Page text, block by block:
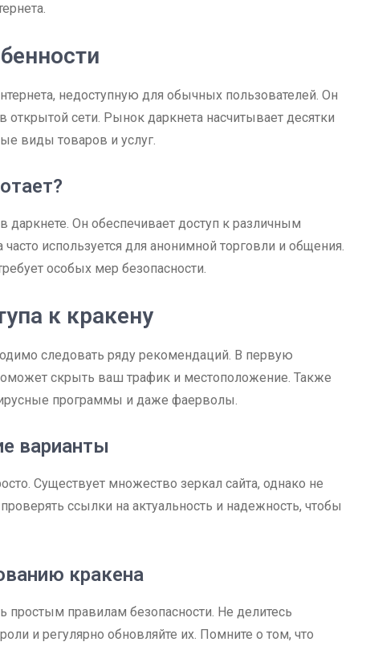
недоступную для обычных пользователей. Он
сети. Рынок даркнета насчитывает десятки
виды товаров и услуг.
Он обеспечивает доступ к различным
используется для анонимной торговли и общения.
особых мер безопасности.
к кракену
следовать ряду рекомендаций. В первую
скрыть ваш трафик и местоположение. Также
программы и даже фаерволы.
варианты
Существует множество зеркал сайта, однако не
ссылки на актуальность и надежность, чтобы
кракена
простым правилам безопасности. Не делитесь
и регулярно обновляйте их. Помните о том, что